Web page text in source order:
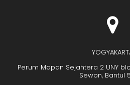
Perum Mapan Sejahtera 2 UNY
Sewon, Bantul